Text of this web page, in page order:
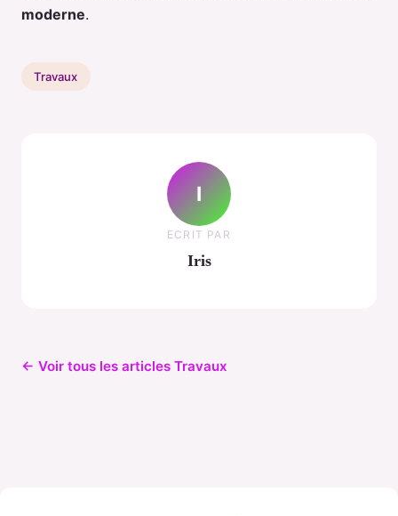
moderne.
Travaux
I
ECRIT PAR
Iris
← Voir tous les articles Travaux